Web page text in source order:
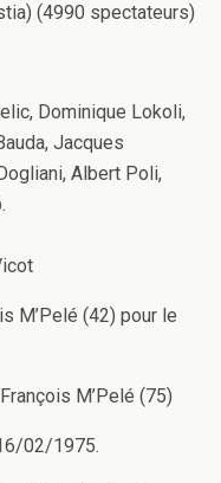
(4990 spectateurs)
Dominique Lokoli,
Jacques
Albert Poli,
M’Pelé (42) pour le
M’Pelé (75)
02/1975.